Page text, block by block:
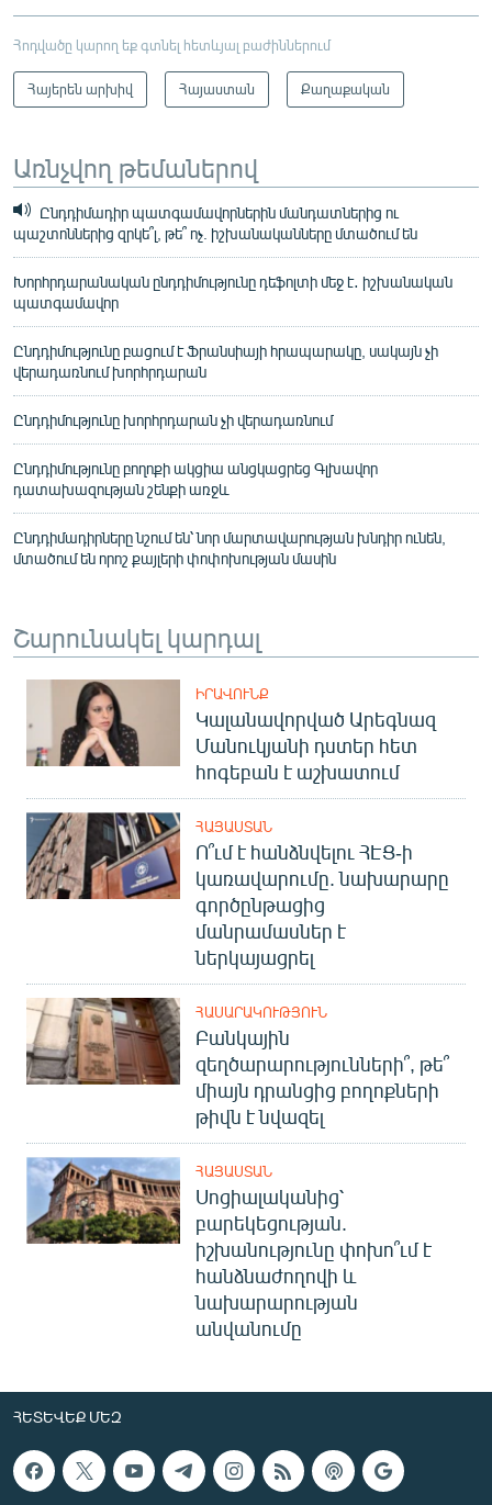
Հոդվածը կարող եք գտնել հետևյալ բաժիններում
Հայերեն արխիվ Հայաստան Քաղաքական
Առնչվող թեմաներով
Ընդդիմադիր պատգամավորներին մանդատներից ու
պաշտոններից զրկե՞լ, թե՞ ոչ. իշխանականները մտածում են
Խորհրդարանական ընդդիմությունը դեֆոլտի մեջ է․ իշխանական
պատգամավոր
Ընդդիմությունը բացում է Ֆրանսիայի հրապարակը, սակայն չի
վերադառնում խորհրդարան
Ընդդիմությունը խորհրդարան չի վերադառնում
Ընդդիմությունը բողոքի ակցիա անցկացրեց Գլխավոր
դատախազության շենքի առջև
Ընդդիմադիրները նշում են՝ նոր մարտավարության խնդիր ունեն,
մտածում են որոշ քայլերի փոփոխության մասին
Շարունակել կարդալ
ԻՐԱՎՈՒՆՔ
Կալանավորված Արեգնազ
Մանուկյանի դստեր հետ
հոգեբան է աշխատում
ՀԱՅԱՍՏԱՆ
Ո՞ւմ է հանձնվելու ՀԷՑ-ի
կառավարումը. նախարարը
գործընթացից
մանրամասներ է
ներկայացրել
ՀԱՍԱՐԱԿՈՒԹՅՈՒՆ
Բանկային
զեղծարարությունների՞, թե՞
միայն դրանցից բողոքների
թիվն է նվազել
ՀԱՅԱՍՏԱՆ
Սոցիալականից՝
բարեկեցության.
իշխանությունը փոխո՞ւմ է
հանձնաժողովի և
նախարարության
անվանումը
ՀԵՏԵՎԵՔ ՄԵԶ